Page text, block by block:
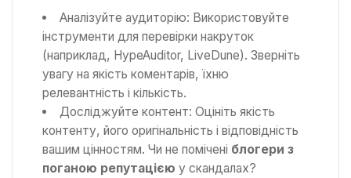
Аналізуйте аудиторію: Використовуйте
інструменти для перевірки накруток
(наприклад, HypeAuditor, LiveDune). Зверніть
увагу на якість коментарів, їхню
релевантність і кількість.
Досліджуйте контент: Оцініть якість
контенту, його оригінальність і відповідність
вашим цінностям. Чи не помічені блогери з
поганою репутацією у скандалах?